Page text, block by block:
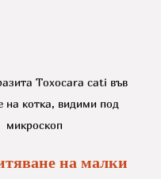
Toxocara cati във
на котка, видими под
микроскоп
на малки